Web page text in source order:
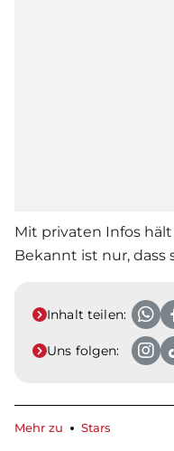
Mit privaten Infos
Bekannt ist nur, dass
Inhalt teilen:
Uns folgen:
Mehr zu Stars